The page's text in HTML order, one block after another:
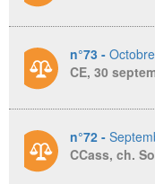
n°73 -
CE, 30
n°72 -
CCass, ch.